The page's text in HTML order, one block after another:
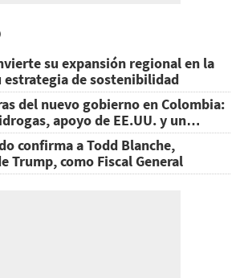
su expansión regional en la
estrategia de sostenibilidad
del nuevo gobierno en Colombia:
apoyo de EE.UU. y un
confirma a Todd Blanche,
Trump, como Fiscal General